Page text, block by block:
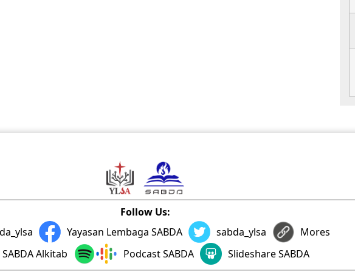
Follow Us:
Yayasan Lembaga SABDA sabda_ylsa
Mores
SABDA Alkitab
Podcast SABDA Slideshare SABDA